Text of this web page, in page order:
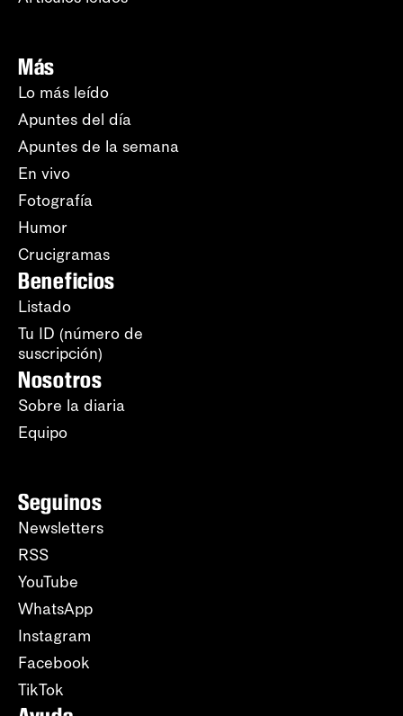
Más
Lo más leído
Apuntes del día
Apuntes de la semana
En vivo
Fotografía
Humor
Crucigramas
Beneficios
Listado
Tu ID (número de
suscripción)
Nosotros
Sobre la diaria
Equipo
Seguinos
Newsletters
RSS
YouTube
WhatsApp
Instagram
Facebook
TikTok